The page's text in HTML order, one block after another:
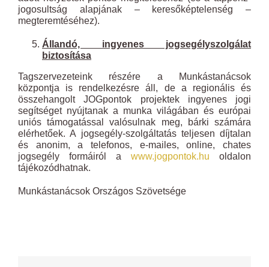
jogosultság alapjának – keresőképtelenség –
megteremtéséhez).
Állandó, ingyenes jogsegélyszolgálat
biztosítása
Tagszervezeteink részére a Munkástanácsok
központja is rendelkezésre áll, de a regionális és
összehangolt JOGpontok projektek ingyenes jogi
segítséget nyújtanak a munka világában és európai
uniós támogatással valósulnak meg, bárki számára
elérhetőek. A jogsegély-szolgáltatás teljesen díjtalan
és anonim, a telefonos, e-mailes, online, chates
jogsegély formáiról a www.jogpontok.hu oldalon
tájékozódhatnak.
Munkástanácsok Országos Szövetsége